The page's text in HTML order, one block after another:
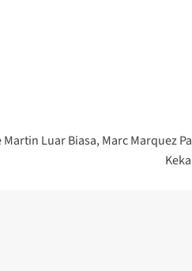
Luar Biasa, Marc Marquez